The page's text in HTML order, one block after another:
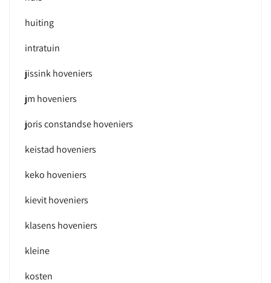
huiting
intratuin
jissink hoveniers
jm hoveniers
joris constandse hoveniers
keistad hoveniers
keko hoveniers
kievit hoveniers
klasens hoveniers
kleine
kosten